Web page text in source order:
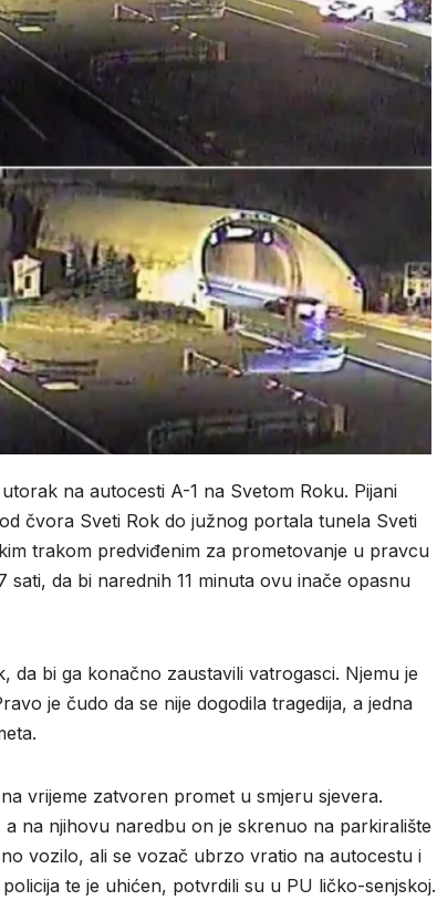
na autocesti A-1 na Svetom Roku. Pijani
čvora Sveti Rok do južnog portala tunela Sveti
trakom predviđenim za prometovanje u pravcu
da bi narednih 11 minuta ovu inače opasnu
da bi ga konačno zaustavili vatrogasci. Njemu je
je čudo da se nije dogodila tragedija, a jedna
vrijeme zatvoren promet u smjeru sjevera.
na njihovu naredbu on je skrenuo na parkiralište
vozilo, ali se vozač ubrzo vratio na autocestu i
te je uhićen, potvrdili su u PU ličko-senjskoj.